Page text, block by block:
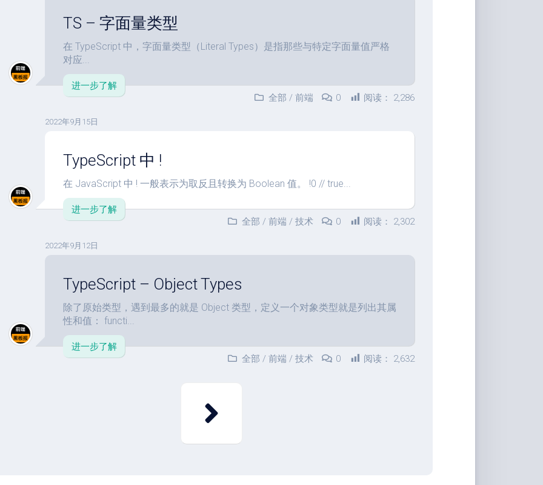
TS – 字面量类型
在 TypeScript 中，字面量类型（Literal Types）是指那些与特定字面量值严格
对应...
进一步了解
全部 / 前端 0 阅读： 2,286
2022年9月15日
TypeScript 中 !
在 JavaScript 中 ! 一般表示为取反且转换为 Boolean 值。 !0 // true...
进一步了解
全部 / 前端 / 技术 0 阅读： 2,302
2022年9月12日
TypeScript – Object Types
除了原始类型，遇到最多的就是 Object 类型，定义一个对象类型就是列出其属
性和值： functi...
进一步了解
全部 / 前端 / 技术 0 阅读： 2,632